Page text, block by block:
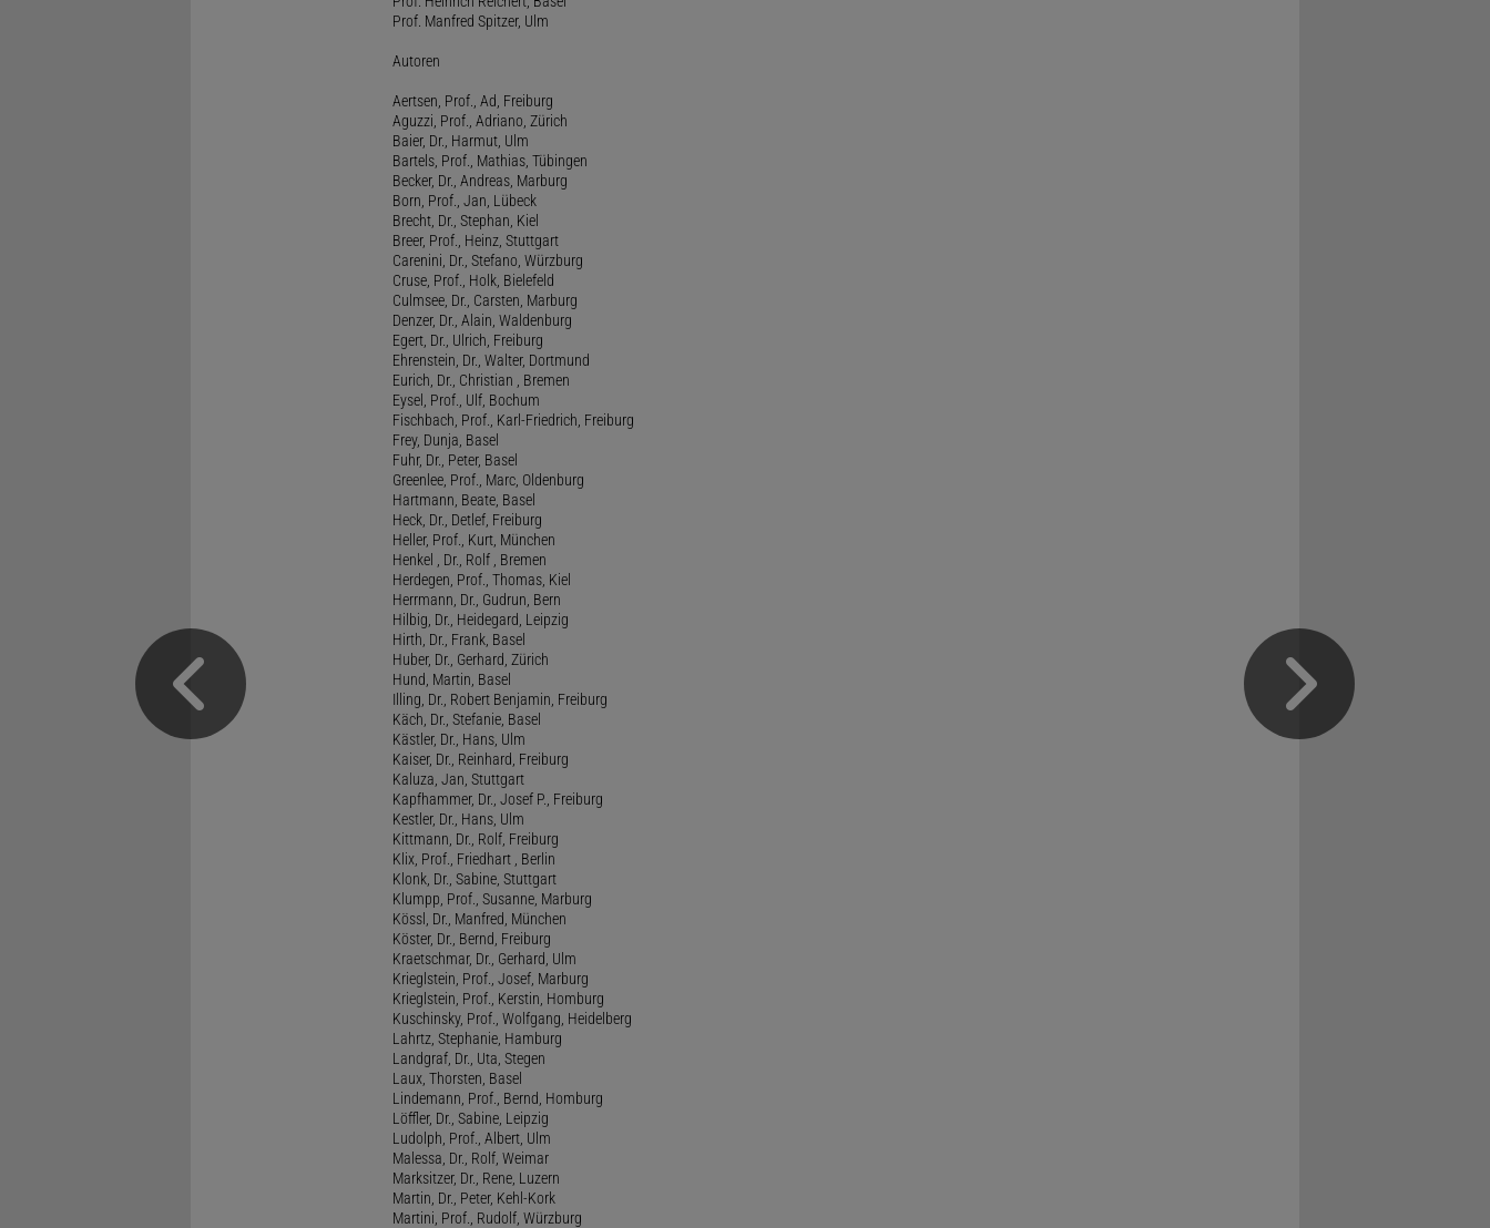
Prof. Manfred Spitzer, Ulm
Autoren
Aertsen, Prof., Ad, Freiburg
Aguzzi, Prof., Adriano, Zürich
Baier, Dr., Harmut, Ulm
Bartels, Prof., Mathias, Tübingen
Becker, Dr., Andreas, Marburg
Born, Prof., Jan, Lübeck
Brecht, Dr., Stephan, Kiel
Breer, Prof., Heinz, Stuttgart
Carenini, Dr., Stefano, Würzburg
Cruse, Prof., Holk, Bielefeld
Culmsee, Dr., Carsten, Marburg
Denzer, Dr., Alain, Waldenburg
Egert, Dr., Ulrich, Freiburg
Ehrenstein, Dr., Walter, Dortmund
Eurich, Dr., Christian , Bremen
Eysel, Prof., Ulf, Bochum
Fischbach, Prof., Karl-Friedrich, Freiburg
Frey, Dunja, Basel
Fuhr, Dr., Peter, Basel
Greenlee, Prof., Marc, Oldenburg
Hartmann, Beate, Basel
Heck, Dr., Detlef, Freiburg
Heller, Prof., Kurt, München
Henkel , Dr., Rolf , Bremen
Herdegen, Prof., Thomas, Kiel
Herrmann, Dr., Gudrun, Bern
Hilbig, Dr., Heidegard, Leipzig
Hirth, Dr., Frank, Basel
Huber, Dr., Gerhard, Zürich
Hund, Martin, Basel
Illing, Dr., Robert Benjamin, Freiburg
Käch, Dr., Stefanie, Basel
Kästler, Dr., Hans, Ulm
Kaiser, Dr., Reinhard, Freiburg
Kaluza, Jan, Stuttgart
Kapfhammer, Dr., Josef P., Freiburg
Kestler, Dr., Hans, Ulm
Kittmann, Dr., Rolf, Freiburg
Klix, Prof., Friedhart , Berlin
Klonk, Dr., Sabine, Stuttgart
Klumpp, Prof., Susanne, Marburg
Kössl, Dr., Manfred, München
Köster, Dr., Bernd, Freiburg
Kraetschmar, Dr., Gerhard, Ulm
Krieglstein, Prof., Josef, Marburg
Krieglstein, Prof., Kerstin, Homburg
Kuschinsky, Prof., Wolfgang, Heidelberg
Lahrtz, Stephanie, Hamburg
Landgraf, Dr., Uta, Stegen
Laux, Thorsten, Basel
Lindemann, Prof., Bernd, Homburg
Löffler, Dr., Sabine, Leipzig
Ludolph, Prof., Albert, Ulm
Malessa, Dr., Rolf, Weimar
Marksitzer, Dr., Rene, Luzern
Martin, Dr., Peter, Kehl-Kork
Martini, Prof., Rudolf, Würzburg